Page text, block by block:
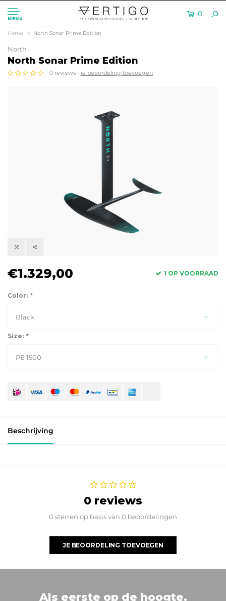
MENU
0
Home North Sonar Prime Edition
North
North Sonar Prime Edition
0 reviews - je beoordeling toevoegen
€1.329,00 1 OP VOORRAAD
Color: *
Black
Size: *
PE 1500
Beschrijving
0 reviews
0 sterren op basis van 0 beoordelingen
JE BEOORDELING TOEVOEGEN
Als eerste op de hoogte.